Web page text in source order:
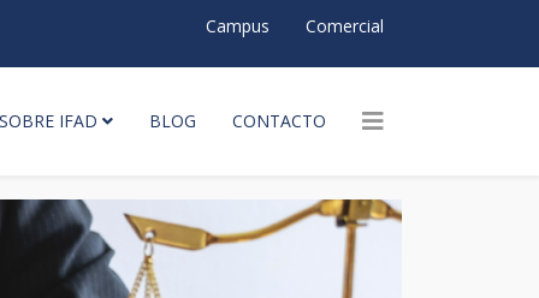
Campus Comercial
SOBRE IFAD BLOG CONTACTO